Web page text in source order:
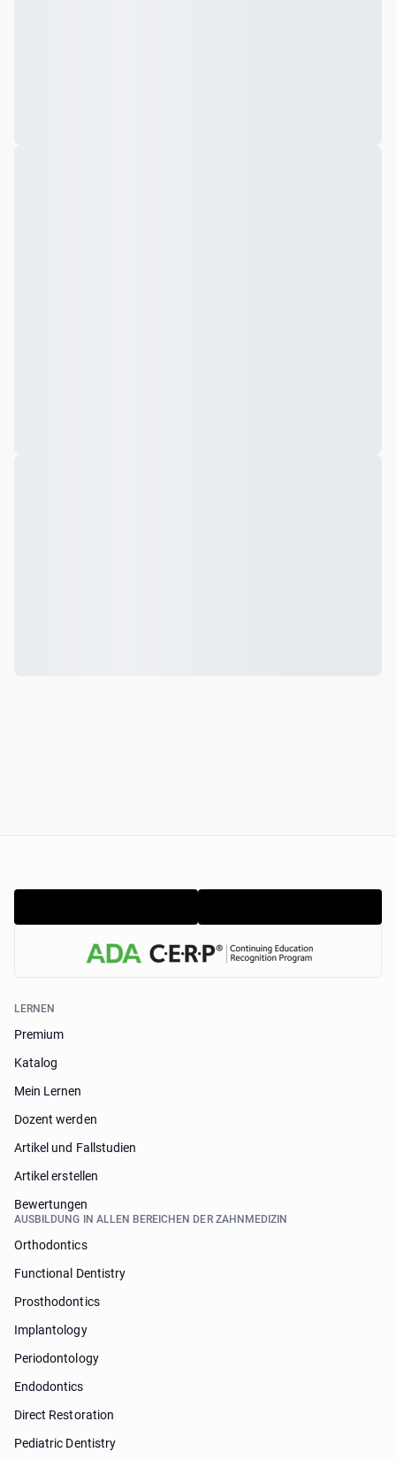
LERNEN
Premium
Katalog
Mein Lernen
Dozent werden
Artikel und Fallstudien
Artikel erstellen
Bewertungen
AUSBILDUNG IN ALLEN BEREICHEN DER ZAHNMEDIZIN
Orthodontics
Functional Dentistry
Prosthodontics
Implantology
Periodontology
Endodontics
Direct Restoration
Pediatric Dentistry